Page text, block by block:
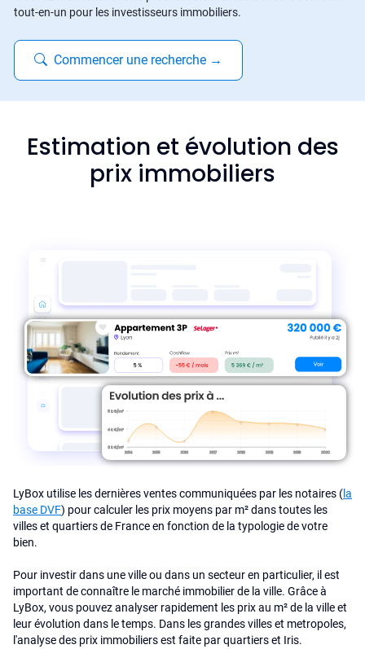
tout-en-un pour les investisseurs immobiliers.
Commencer une recherche →
Estimation et évolution des
prix immobiliers
LyBox utilise les dernières ventes communiquées par les notaires (la
base DVF) pour calculer les prix moyens par m² dans toutes les
villes et quartiers de France en fonction de la typologie de votre
bien.
Pour investir dans une ville ou dans un secteur en particulier, il est
important de connaître le marché immobilier de la ville. Grâce à
LyBox, vous pouvez analyser rapidement les prix au m² de la ville et
leur évolution dans le temps. Dans les grandes villes et metropoles,
l'analyse des prix immobiliers est faite par quartiers et Iris.